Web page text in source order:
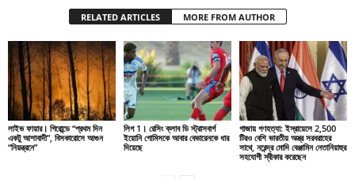
RELATED ARTICLES MORE FROM AUTHOR
লাইভ ফায়ার। গিরোন্ডে “প্রথম দিন
একটু আশাবাদী”, বিসকারোসে আগুন
“নিয়ন্ত্রনে”
লিগ 1। রেসিং ক্লাব ডি স্ট্রাসবার্গ
ইয়োনি গোমিসকে আবার বেভারেনকে ধার
দিয়েছে
গাজায় গণহত্যা: ইস্রায়েলে 2,500
টিরও বেশি ভারতীয় অস্ত্র সরবরাহের
সাথে, নরেন্দ্র মোদি বেঞ্জামিন নেতানিয়াহুর
সহযোগী স্বীকার করেছেন